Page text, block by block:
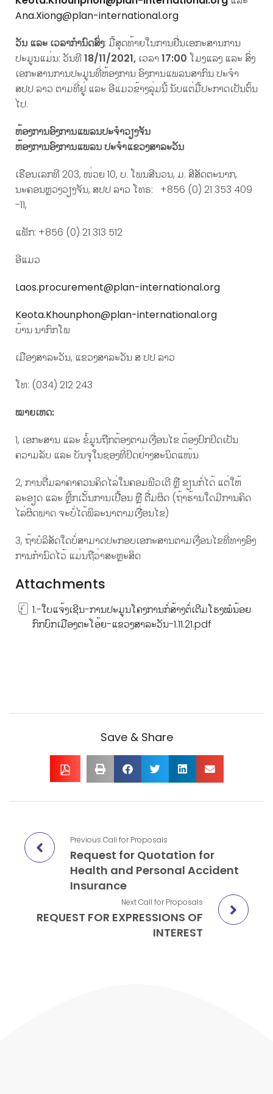
Ana.Xiong@plan-international.org
ວັນ ແລະ ເວລາກຳນົດສົ່ງ: ມື້ສຸດທ້າຍໃນການຢື່ນເອກະສານການ
ປະມູນແມ່ນ: ວັນທີ18/11/2021, ເວລາ 17:00 ໂມງແລງ ແລະ ສົ່ງ
ເອກະສານການປະມູນທີ່ຫ້ອງການ ອົງການແພລນສາກົນ ປະຈຳ
ສປປ ລາວ ຕາມທີ່ຢູ່ ແລະ ອີແມວຂ້າງລຸ່ມນີ້ ນັບແຕ່ມື້ປະກາດເປັນຕົ້ນ
ໄປ.
ຫ້ອງການອົງການແພລນປະຈໍາວຽງຈັນ
ຫ້ອງການອົງການແພລນ ປະຈໍາແຂວງສາລະວັນ
ເຮືອນເລກທີ 203, ໜ່ວຍ 10, ບ. ໂພນສີນວນ, ມ. ສີສັດຕະນາກ,
ນະຄອນຫຼວງວຽງຈັນ, ສປປ ລາວ ໂທຣ: +856 (0) 21 353 409
-11,
ແຟັກ: +856 (0) 21 313 512
ອີແມວ
Laos.procurement@plan-international.org
Keota.Khounphon@plan-international.org
ບ້ານ ນາກົກໂພ
ເມືອງສາລະວັນ, ແຂວງສາລະວັນ ສ ປປ ລາວ
ໂທ: (034) 212 243
ໝາຍເຫດ:
1, ເອກະສານ ແລະ ຂໍ້ມູນ​ຖືກ​ຕ້ອງຕາມເງື່ອນໄຂ ຕ້ອງປົກປິດເປັນ
ຄວາມລັບ ແລະ ບັນຈຸໃນຊອງທີ່ປິດຢ່າງສະນິດແໜ້ນ
2, ການຕື່ມລາຄາຄວນຄິດໄລ່ໃນຄອມພີວເຕີ ຫຼື ຂຽນກໍ່ໄດ້ ແຕ່ໃຫ້
ລະອຽດ ແລະ ຫຼີ້ກເວັ້ນການເປື້ອນ ຫຼື ຕື່ມຜິດ (ຖ້າຮ້ານໃດມີການຄິດ
ໄລ່ຜິດພາດ ຈະບໍ່ໄດ້ພິລະນາຕາມເງື່ອນໄຂ)
3, ຖ້າບໍລິສັດໃດບໍ່ສາມາດປະກອບເອກະສານຕາມເງື່ອນໄຂທີ່ທາງອົງ
ການກໍານົດໄວ້ ແມ່ນຖືວ່າສະຫຼະສິດ
Attachments
1.-ໃບແຈ້ງເຊີນ-ການປະມູນໂຄງການກໍ່ສ້າງຕໍ່ເຕີມໂຮງໝໍນ້ອຍ
ກົກບົກເມືອງຕະໂອ້ຍ-ແຂວງສາລະວັນ-1.11.21.pdf
Save & Share
Previous Call for Proposals
Request for Quotation for
Health and Personal Accident
Insurance
NextCall for Proposals
REQUEST FOR EXPRESSIONS OF
INTEREST